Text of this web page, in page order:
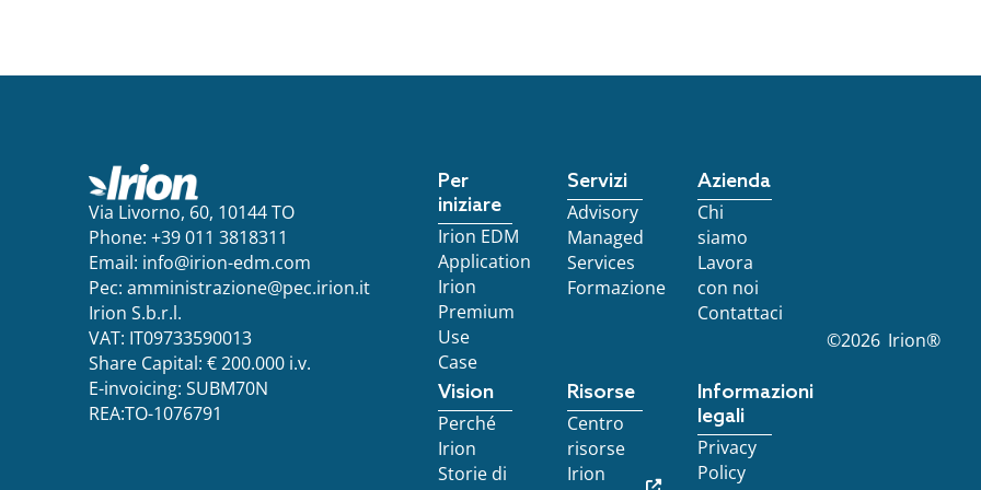
Via Livorno, 60, 10144 TO
Phone: +39 011 3818311
Email: info@irion-edm.com
Pec: amministrazione@pec.irion.it
Irion S.b.r.l.
VAT: IT09733590013
Share Capital: € 200.000 i.v.
E-invoicing: SUBM70N
REA:TO-1076791
Per
iniziare
Irion EDM
Application
Irion
Premium
Use
Case
Servizi
Advisory
Managed
Services
Formazione
Azienda
Chi
siamo
Lavora
con noi
Contattaci
Vision
Perché
Irion
Storie di
Risorse
Centro
risorse
Irion
Informazioni
legali
Privacy
Policy
©2026 Irion®